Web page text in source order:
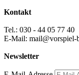
Kontakt
Tel.: 030 - 44 05 77 40
E-Mail: mail@vorspiel-
Newsletter